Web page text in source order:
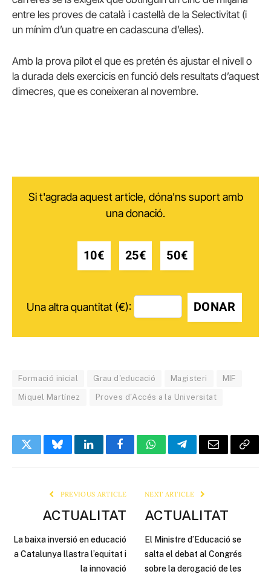
entre les proves de català i castellà de la Selectivitat (i
un mínim d’un quatre en cadascuna d’elles).
Amb la prova pilot el que es pretén és ajustar el nivell o
la durada dels exercicis en funció dels resultats d’aquest
dimecres, que es coneixeran al novembre.
Si t'agrada aquest article, dóna'ns suport amb
una donació.
10€ 25€ 50€
Una altra quantitat (€): DONAR
Formació inicial Grau d'educació Magisteri MIF
Miquel Martínez Proves d'Accés a la Universitat
TwitterBlueskyLinkedInFacebookWhatsAppTelegramEmail Copy
PREVIOUS ARTICLE
ACTUALITAT
La baixa inversió en educació
a Catalunya llastra l’equitat i
la innovació
NEXT ARTICLE
ACTUALITAT
El Ministre d’Educació se
salta el debat al Congrés
sobre la derogació de les